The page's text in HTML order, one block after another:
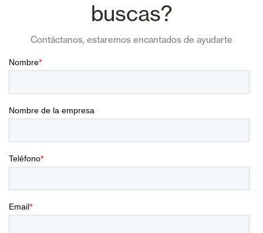
buscas?
Contáctanos, estaremos encantados de ayudarte